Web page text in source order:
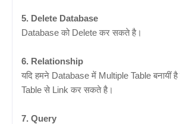
5. Delete Database
Database को Delete कर सकते है।
6. Relationship
यदि हमने Database में Multiple Table बनायीं
Table से Link कर सकते है।
7. Query